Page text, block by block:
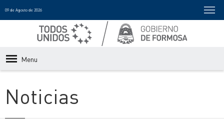
09 de Agosto de 2026
Menu
Noticias